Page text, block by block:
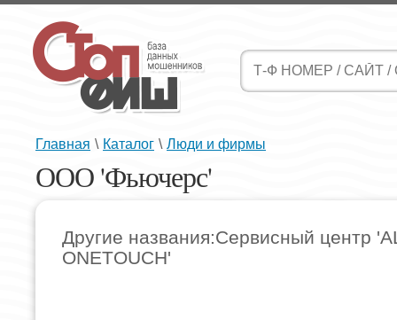
Главная \ Каталог \ Люди и фирмы
ООО 'Фьючерс'
Другие названия:Cервисный центр
ONETOUCH'